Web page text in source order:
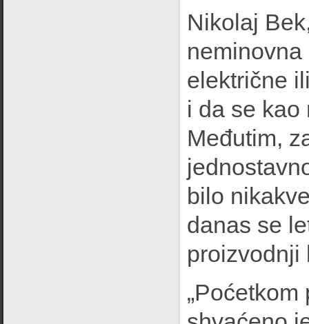
Nikolaj
električne
i da se kao
Međutim,
bilo
danas se
proizvodnji